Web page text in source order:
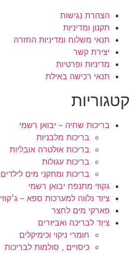
הצהרת נגישות
תקנון ומדיניות
תנאי משלוח ומדיניות החזרה
יצירת קשר
מדיניות ופרטיות
תנאי רכישה באילת
קטגוריות
בריכות שחיה – יבואן רשמי
בריכות מלבניות
בריכות אולטרה אובליות
בריכות עגולות
בריכות ומתקני מים לילדים
גקוזי מתנפח יבואן רשמי
ציוד נלווה למערכות ספא – ג׳קוזי
פארקי מים לחצר
ציוד לבריכה ואביזרים
חומרי ניקוי וכימיקלים
כיסויים , סולמות לבריכות